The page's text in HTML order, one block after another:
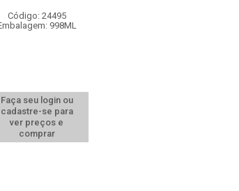
Código: 24495
998ML
Faça seu login ou
cadastre-se para
ver preços e
comprar